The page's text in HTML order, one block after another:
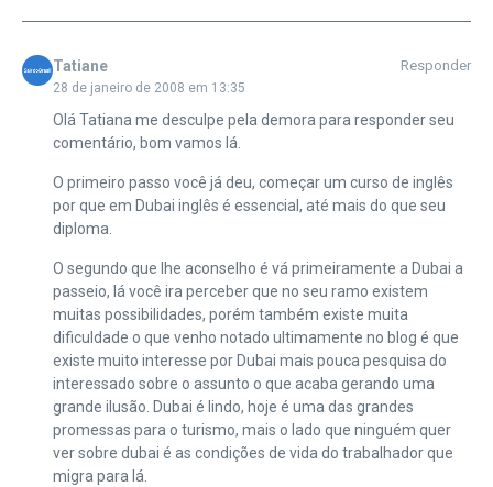
Tatiane
28 de janeiro de 2008 em 13:35
Responder
Olá Tatiana me desculpe pela demora para responder seu
comentário, bom vamos lá.
O primeiro passo você já deu, começar um curso de inglês
por que em Dubai inglês é essencial, até mais do que seu
diploma.
O segundo que lhe aconselho é vá primeiramente a Dubai a
passeio, lá você ira perceber que no seu ramo existem
muitas possibilidades, porém também existe muita
dificuldade o que venho notado ultimamente no blog é que
existe muito interesse por Dubai mais pouca pesquisa do
interessado sobre o assunto o que acaba gerando uma
grande ilusão. Dubai é lindo, hoje é uma das grandes
promessas para o turismo, mais o lado que ninguém quer
ver sobre dubai é as condições de vida do trabalhador que
migra para lá.